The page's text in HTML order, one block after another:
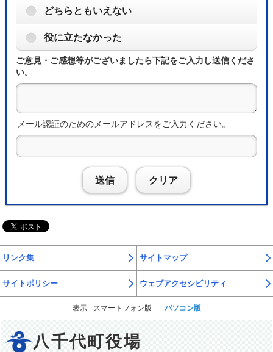
どちらともいえない
役に立たなかった
ご意見・ご感想等がございましたら下記をご入力し送信くださ
い。
メール認証のためのメールアドレスをご入力ください。
送信 クリア
リンク集 サイトマップ
サイトポリシー ウェブアクセシビリティ
表示 スマートフォン版 パソコン版
八千代町役場